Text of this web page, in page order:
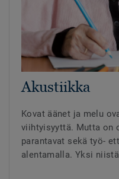
Akustiikka
Kovat äänet ja melu
viihtyisyyttä. Mutta on
parantavat sekä työ-
alentamalla. Yksi